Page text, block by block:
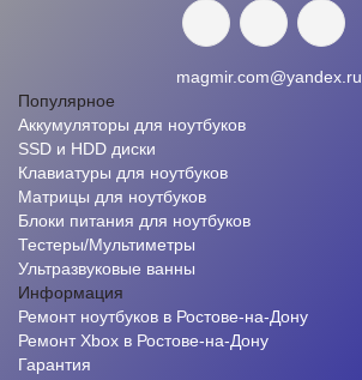
magmir.com@yandex.ru
Популярное
Аккумуляторы для ноутбуков
SSD и HDD диски
Клавиатуры для ноутбуков
Матрицы для ноутбуков
Блоки питания для ноутбуков
Тестеры/Мультиметры
Ультразвуковые ванны
Информация
Ремонт ноутбуков в Ростове-на-Дону
Ремонт Xbox в Ростове-на-Дону
Гарантия